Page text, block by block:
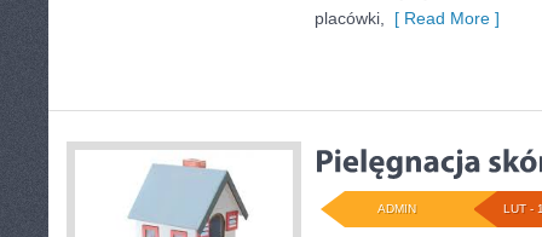
placówki,
[ Read More ]
LUT -
ADMIN